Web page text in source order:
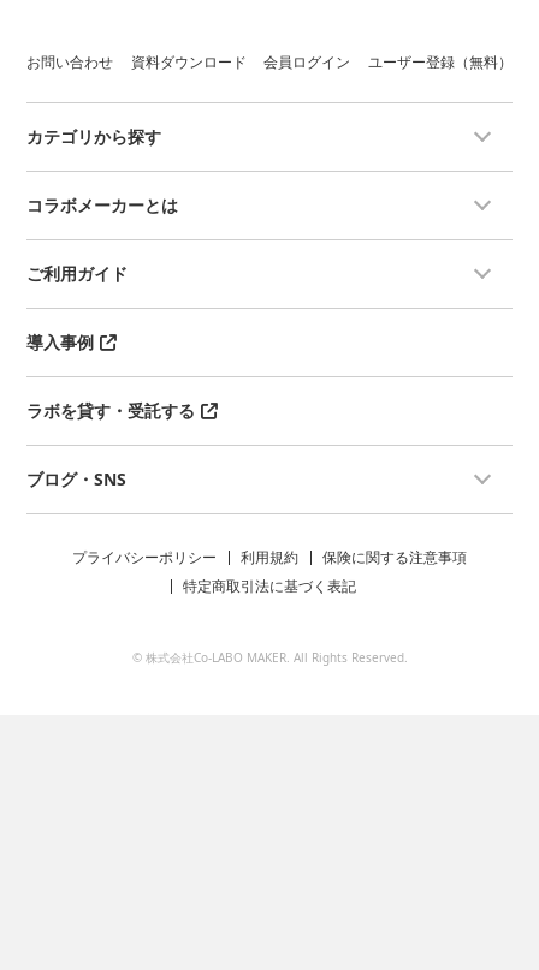
お問い合わせ 資料ダウンロード 会員ログイン ユーザー登録（無料）
カテゴリから探す
コラボメーカーとは
ご利用ガイド
導入事例
ラボを貸す・受託する
ブログ・SNS
プライバシーポリシー 利用規約
保険に関する注意事項
特定商取引法に基づく表記
© 株式会社Co-LABO MAKER. All Rights Reserved.